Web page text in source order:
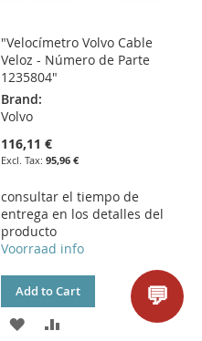
"Velocímetro Volvo Cable
Veloz - Número de Parte
1235804"
Brand:
Volvo
116,11 €
95,96 €
consultar el tiempo de
entrega en los detalles del
producto
Voorraad info
Add to Cart
ADD
💬